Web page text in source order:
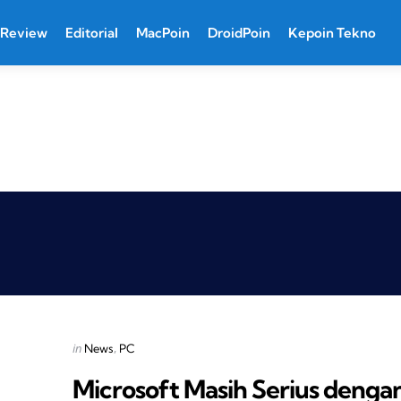
Review Editorial MacPoin DroidPoin Kepoin Tekno
Categories
Posted
in News PC
Microsoft Masih Serius